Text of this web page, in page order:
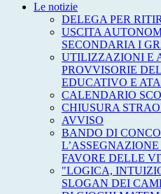
Le notizie
DELEGA PER
USCITA
SECONDARIA I
UTILIZZAZIONI E
PROVVISORIE
EDUCATIVO E ATA
CALENDARIO
CHIUSURA
AVVISO
BANDO DI
FAVORE DELLE
"LOGICA,
SLOGAN DEI